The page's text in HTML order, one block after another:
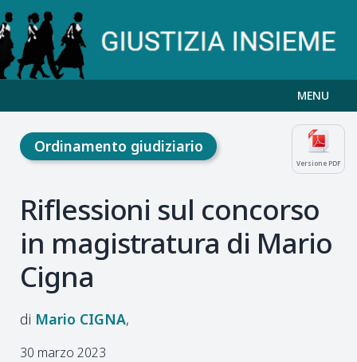
MENU
Versione PDF
Ordinamento giudiziario
Riflessioni sul concorso
in magistratura di Mario
Cigna
Mario CIGNA
30 marzo 2023